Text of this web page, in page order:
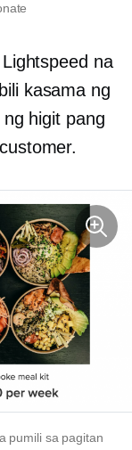
na
kasama ng
higit pang
pumili sa pagitan